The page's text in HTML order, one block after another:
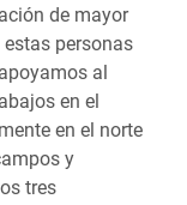
de mayor
personas
al
en el
en el norte
y
tres